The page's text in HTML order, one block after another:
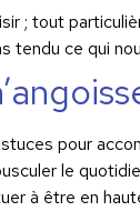
; tout
tendu ce qui
pour
le
à être en